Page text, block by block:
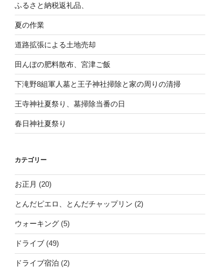
ふるさと納税返礼品、
夏の作業
道路拡張による土地売却
田んぼの肥料散布、宮津ご飯
下滝野8組軍人墓と王子神社掃除と家の周りの清掃
王寺神社夏祭り、墓掃除当番の日
春日神社夏祭り
カテゴリー
お正月 (20)
とんだピエロ、とんだチャップリン (2)
ウォーキング (5)
ドライブ (49)
ドライブ宿泊 (2)